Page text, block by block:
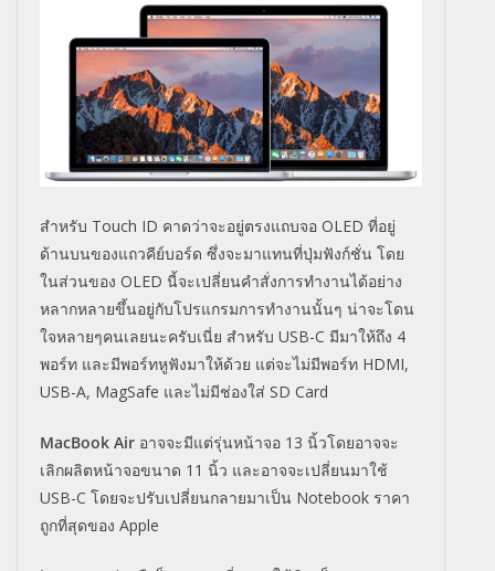
สำหรับ Touch ID คาดว่าจะอยู่ตรงแถบจอ OLED ที่อยู่
ด้านบนของแถวคีย์บอร์ด ซึ่งจะมาแทนที่ปุ่มฟังก์ชั่น โดย
ในส่วนของ OLED นี้จะเปลี่ยนคำสั่งการทำงานได้อย่าง
หลากหลายขึ้นอยู่กับโปรแกรมการทำงานนั้นๆ น่าจะโดน
ใจหลายๆคนเลยนะครับเนี่ย สำหรับ USB-C มีมาให้ถึง 4
พอร์ท และมีพอร์ทหูฟังมาให้ด้วย แต่จะไม่มีพอร์ท HDMI,
USB-A, MagSafe และไม่มีช่องใส่ SD Card
MacBook Air อาจจะมีแต่รุ่นหน้าจอ 13 นิ้วโดยอาจจะ
เลิกผลิตหน้าจอขนาด 11 นิ้ว และอาจจะเปลี่ยนมาใช้
USB-C โดยจะปรับเปลี่ยนกลายมาเป็น Notebook ราคา
ถูกที่สุดของ Apple